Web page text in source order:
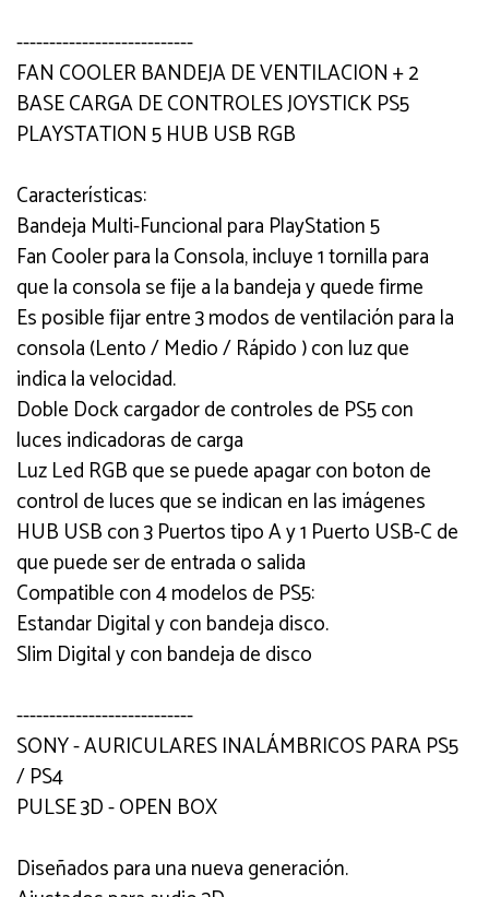
---------------------------
FAN COOLER BANDEJA DE VENTILACION + 2
BASE CARGA DE CONTROLES JOYSTICK PS5
PLAYSTATION 5 HUB USB RGB
Características:
Bandeja Multi-Funcional para PlayStation 5
Fan Cooler para la Consola, incluye 1 tornilla para
que la consola se fije a la bandeja y quede firme
Es posible fijar entre 3 modos de ventilación para la
consola (Lento / Medio / Rápido ) con luz que
indica la velocidad.
Doble Dock cargador de controles de PS5 con
luces indicadoras de carga
Luz Led RGB que se puede apagar con boton de
control de luces que se indican en las imágenes
HUB USB con 3 Puertos tipo A y 1 Puerto USB-C de
que puede ser de entrada o salida
Compatible con 4 modelos de PS5:
Estandar Digital y con bandeja disco.
Slim Digital y con bandeja de disco
---------------------------
SONY - AURICULARES INALÁMBRICOS PARA PS5
/ PS4
PULSE 3D - OPEN BOX
Diseñados para una nueva generación.